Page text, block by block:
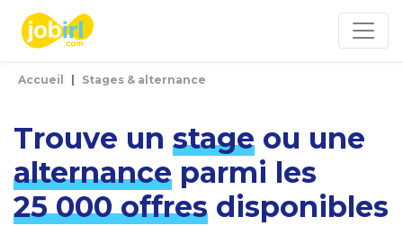
Accueil Stages & alternance
Trouve un stage ou une
alternance parmi les
25 000 offres disponibles
Panneau de gestion des cookies